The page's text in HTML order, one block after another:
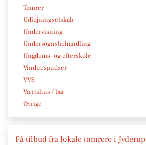
Tømrer
Udlejningselskab
Undervisning
Undervognsbehandling
Ungdoms- og efterskole
Vinduespudser
VVS
Værtshus / bar
Øvrige
Få tilbud fra lokale tømrere i Jyderup